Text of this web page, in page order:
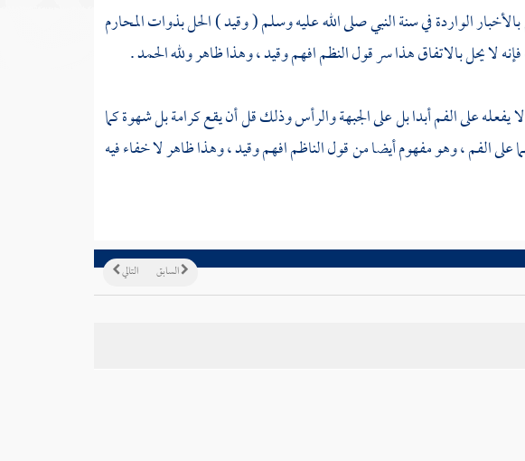
الواردة في سنة النبي صلى الله عليه وسلم ( وقيد ) الحل بذوات المحارم
لا يحل بالاتفاق هذا سر قول النظم افهم وقيد ، وهذا ظاهر ولله الحمد .
يفعله على الفم أبدا بل على الجبهة والرأس وذلك قل أن يقع كرامة بل شهوة كما
على الفم ، وهو مفهوم أيضا من قولالناظمافهم وقيد ، وهذا ظاهر لا خفاء فيه
التالي السابق